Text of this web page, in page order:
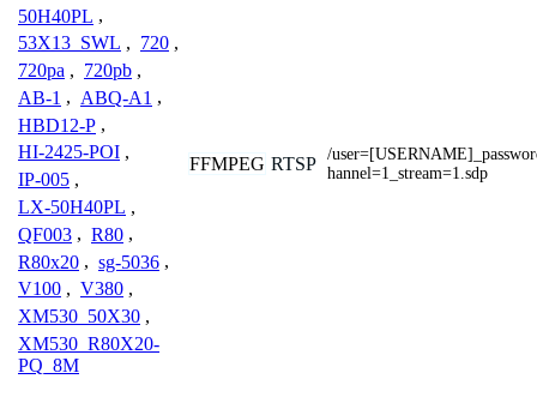
50H40PL ,
53X13_SWL , 720 ,
720pa , 720pb ,
AB-1 , ABQ-A1 ,
HBD12-P ,
HI-2425-POI ,
IP-005 ,
LX-50H40PL ,
QF003 , R80 ,
R80x20 , sg-5036 ,
V100 , V380 ,
XM530_50X30 ,
XM530_R80X20-
PQ_8M
FFMPEG RTSP /
hannel=1_stream=1.sdp